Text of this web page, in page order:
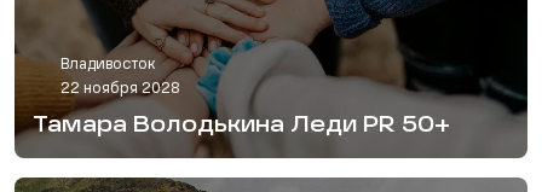
Владивосток
22 ноября 2028
Тамара Володькина Леди PR 50+